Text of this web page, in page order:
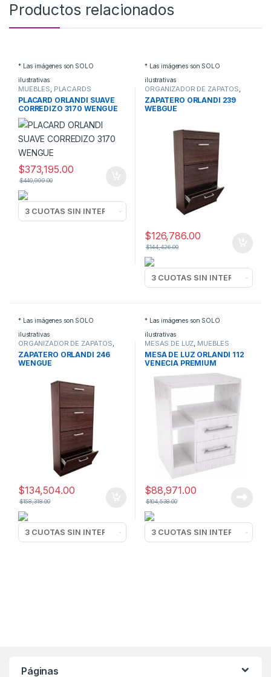
Productos relacionados
* Las imágenes son SOLO
ilustrativas
MUEBLES, PLACARDS
PLACARD ORLANDI SUAVE
CORREDIZO 3170 WENGUE
$373,195.00
$440,999.00
* Las imágenes son SOLO
ilustrativas
ORGANIZADOR DE ZAPATOS,
MUEBLES
ZAPATERO ORLANDI 239
WEBGUE
$126,786.00
$144,426.00
* Las imágenes son SOLO
ilustrativas
ORGANIZADOR DE ZAPATOS,
MUEBLES
ZAPATERO ORLANDI 246
WENGUE
$134,504.00
$158,318.00
* Las imágenes son SOLO
ilustrativas
MESAS DE LUZ, MUEBLES
MESA DE LUZ ORLANDI 112
VENECIA PREMIUM
$88,971.00
$104,538.00
Páginas